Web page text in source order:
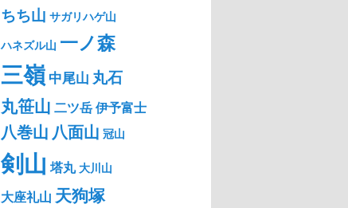
ちち山 サガリハゲ山
ハネズル山 一ノ森
三嶺 中尾山 丸石
丸笹山 二ツ岳伊予富士
八巻山 八面山 冠山
剣山 塔丸 大川山
大座礼山 天狗塚